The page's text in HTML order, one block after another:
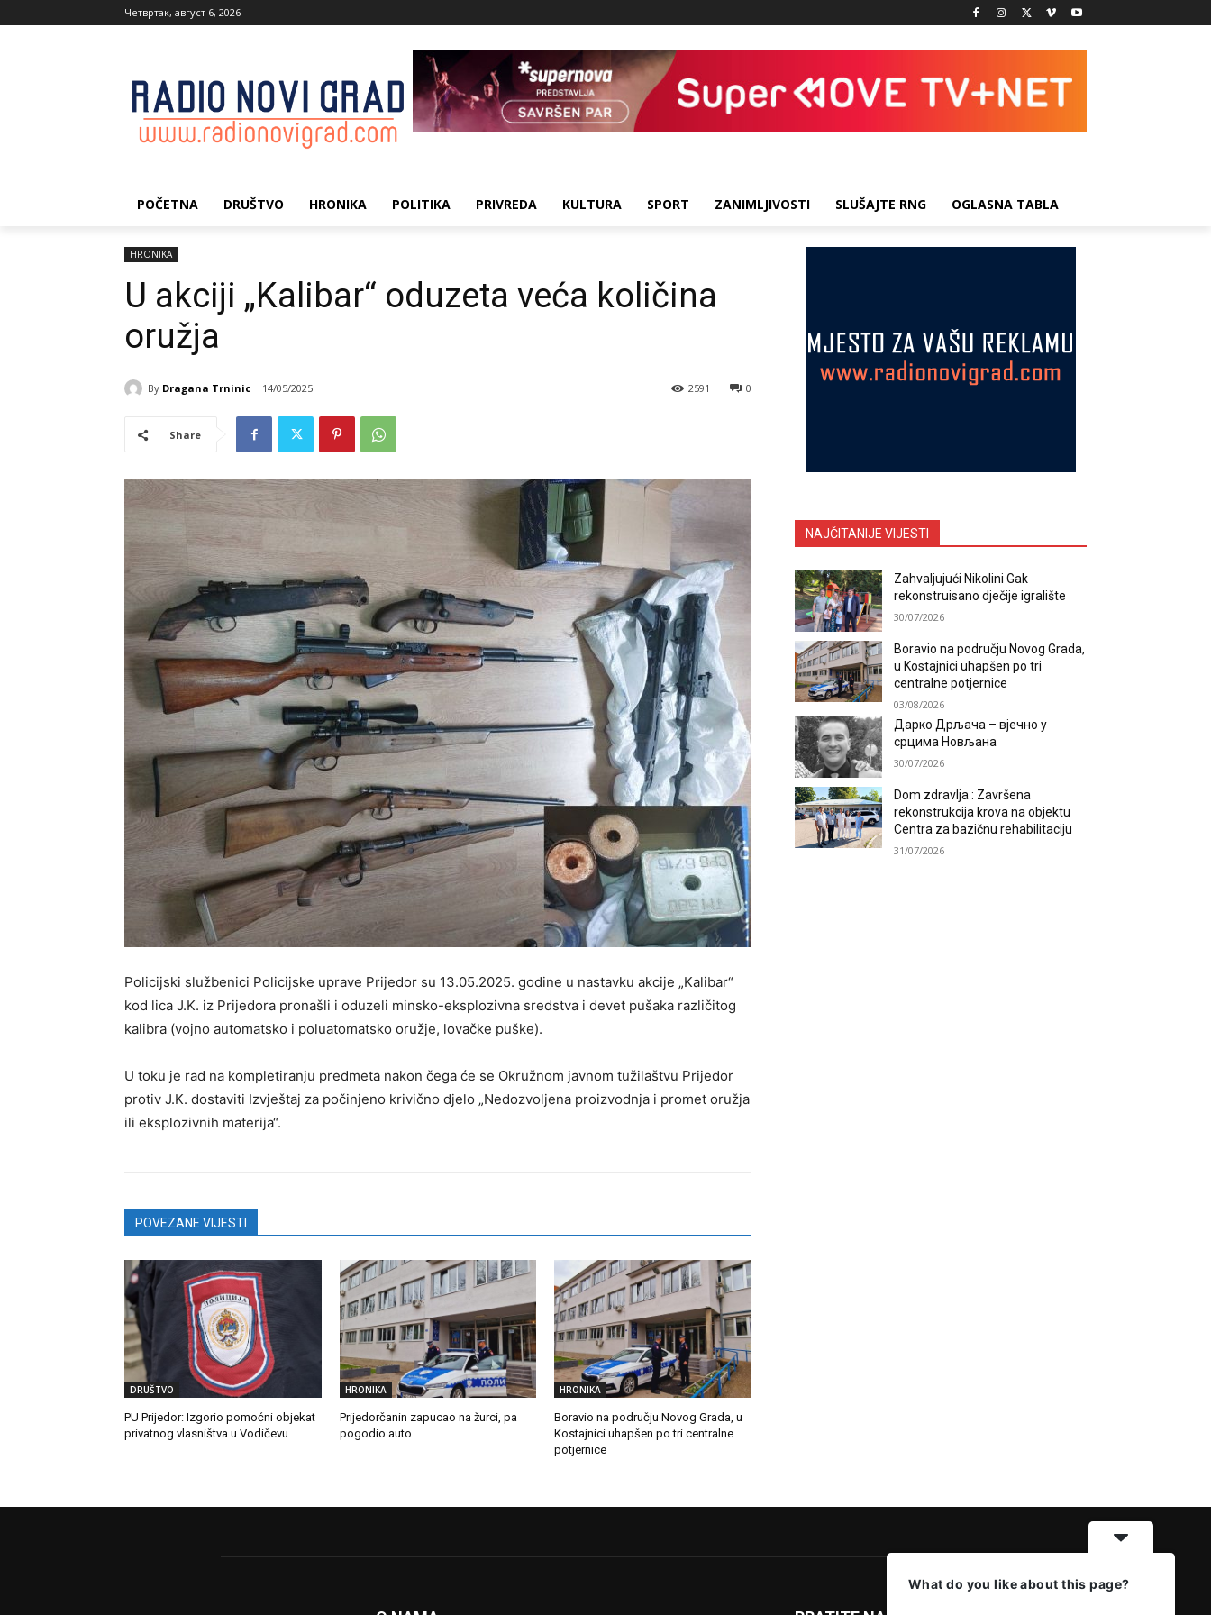
Четвртак, август 6, 2026
POČETNA DRUŠTVO HRONIKA POLITIKA PRIVREDA KULTURA SPORT ZANIMLJIVOSTI SLUŠAJTE RNG OGLASNA TABLA
HRONIKA
U akciji „Kalibar“ oduzeta veća količina
oružja
By Dragana Trninic 14/05/2025 0
2591
Share
Policijski službenici Policijske uprave Prijedor su 13.05.2025. godine u nastavku akcije „Kalibar“
kod lica J.K. iz Prijedora pronašli i oduzeli minsko-eksplozivna sredstva i devet pušaka različitog
kalibra (vojno automatsko i poluatomatsko oružje, lovačke puške).
U toku je rad na kompletiranju predmeta nakon čega će se Okružnom javnom tužilaštvu Prijedor
protiv J.K. dostaviti Izvještaj za počinjeno krivično djelo „Nedozvolјena proizvodnja i promet oružja
ili eksplozivnih materija“.
POVEZANE VIJESTI
DRUŠTVO
PU Prijedor: Izgorio pomoćni objekat
privatnog vlasništva u Vodičevu
HRONIKA
Prijedorčanin zapucao na žurci, pa
pogodio auto
HRONIKA
Boravio na području Novog Grada, u
Kostajnici uhapšen po tri centralne
potjernice
NAJČITANIJE VIJESTI
Zahvaljujući Nikolini Gak
rekonstruisano dječije igralište
30/07/2026
Boravio na području Novog Grada,
u Kostajnici uhapšen po tri
centralne potjernice
03/08/2026
Дарко Дрљача – вјечно у
срцима Новљана
30/07/2026
Dom zdravlja : Završena
rekonstrukcija krova na objektu
Centra za bazičnu rehabilitaciju
31/07/2026
What do you like about this page?